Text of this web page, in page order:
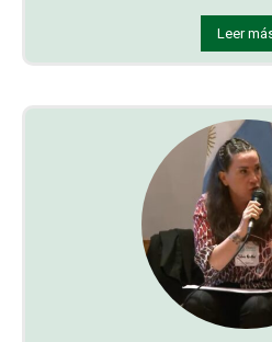
Leer